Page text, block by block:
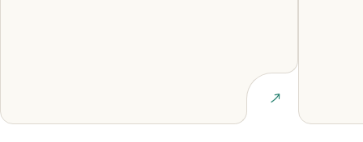
Lees artikel